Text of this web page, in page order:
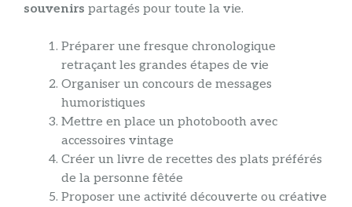
souvenirs partagés pour toute la vie.
Préparer une fresque chronologique
retraçant les grandes étapes de vie
Organiser un concours de messages
humoristiques
Mettre en place un photobooth avec
accessoires vintage
Créer un livre de recettes des plats préférés
de la personne fêtée
Proposer une activité découverte ou créative